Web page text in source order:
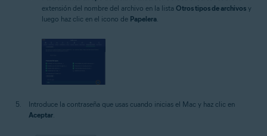
extensión del nombre del archivo en la lista Otros tipos de archivos y
luego haz clic en el icono de Papelera
Introduce la contraseña que usas cuando inicias el Mac y haz clic en
Aceptar